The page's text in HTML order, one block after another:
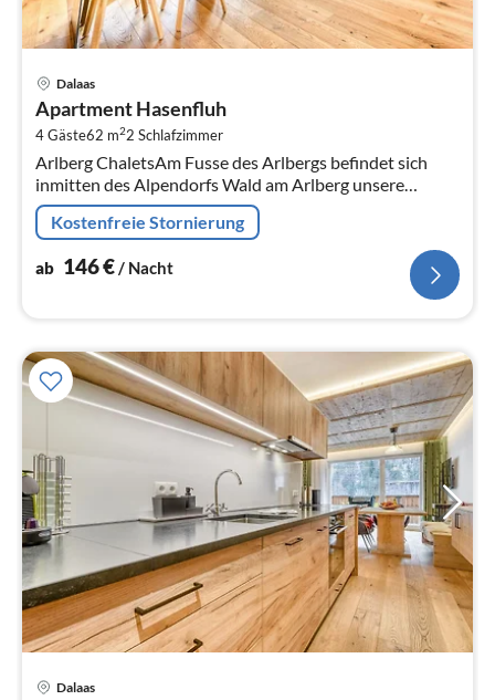
Dalaas
Apartment Hasenfluh
4 Gäste62 m22 Schlafzimmer
Arlberg ChaletsAm Fusse des Arlbergs befindet sich
inmitten des Alpendorfs Wald am Arlberg unsere
Anlage  die Arlberg Chalets! Bei uns wird Urlaub neu
definiert!
Kostenfreie Stornierung
ab 146€/ Nacht
Dalaas